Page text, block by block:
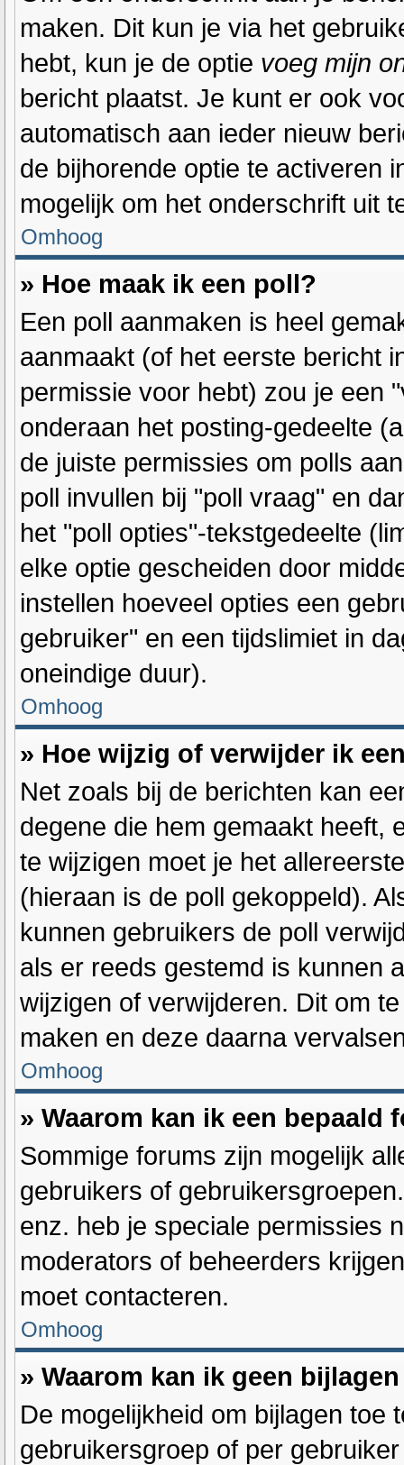
maken. Dit kun je via het
hebt, kun je de optie voeg mijn
bericht plaatst. Je kunt er ook
automatisch aan ieder nieuw
de bijhorende optie te activeren
mogelijk om het onderschrift uit
Omhoog
» Hoe maak ik een poll?
Een poll aanmaken is heel
aanmaakt (of het eerste bericht
permissie voor hebt) zou je een
onderaan het posting-gedeelte
de juiste permissies om polls
poll invullen bij "poll vraag" en
het "poll opties"-tekstgedeelte
elke optie gescheiden door
instellen hoeveel opties een
gebruiker" en een tijdslimiet in
oneindige duur).
Omhoog
» Hoe wijzig of verwijder ik
Net zoals bij de berichten kan
degene die hem gemaakt heeft,
te wijzigen moet je het
(hieraan is de poll gekoppeld).
kunnen gebruikers de poll
als er reeds gestemd is kunnen
wijzigen of verwijderen. Dit om
maken en deze daarna
Omhoog
» Waarom kan ik een bepaald
Sommige forums zijn mogelijk
gebruikers of
enz. heb je speciale permissies
moderators of beheerders
moet contacteren.
Omhoog
» Waarom kan ik geen
De mogelijkheid om bijlagen toe
gebruikersgroep of per